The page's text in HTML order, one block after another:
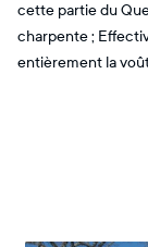
cette partie du
charpente ;
entièrement la